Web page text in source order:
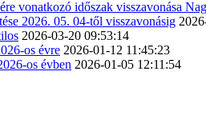
vonatkozó időszak visszavonása
2026. 05. 04-től visszavonásig
2026-03-20 09:53:14
os évre 2026-01-12 11:45:23
os évben 2026-01-05 12:11:54